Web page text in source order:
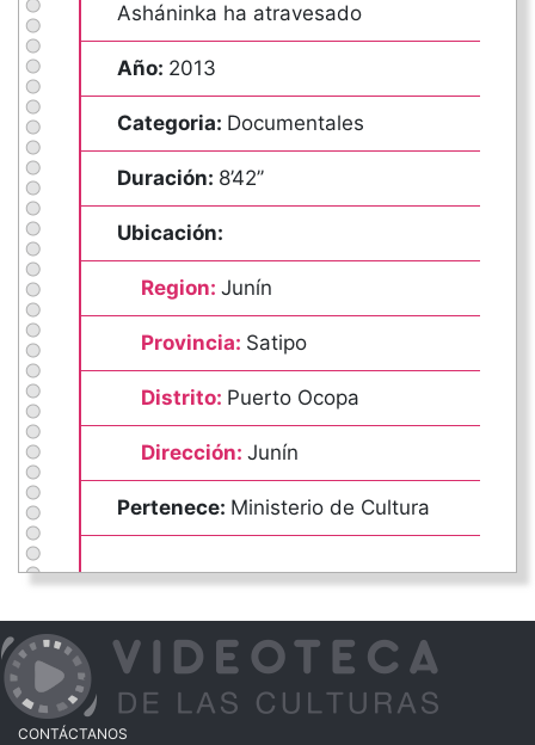
Asháninka ha atravesado
Año: 2013
Categoria: Documentales
Duración: 8’42’’
Ubicación:
Region: Junín
Provincia: Satipo
Distrito: Puerto Ocopa
Dirección: Junín
Pertenece: Ministerio de Cultura
CONTÁCTANOS